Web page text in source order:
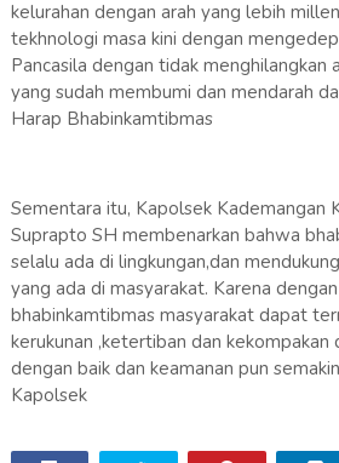
kelurahan dengan arah yang lebih
tekhnologi masa kini dengan
Pancasila dengan tidak menghilangkan
yang sudah membumi dan mendarah
Harap Bhabinkamtibmas
Sementara itu, Kapolsek Kademangan
Suprapto SH membenarkan bahwa
selalu ada di lingkungan,dan
yang ada di masyarakat. Karena
bhabinkamtibmas masyarakat dapat
kerukunan ,ketertiban dan
dengan baik dan keamanan pun
Kapolsek